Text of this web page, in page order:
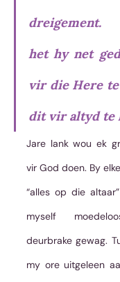
dreigement.
het hy net
vir die Here
dit vir altyd te
Jare lank wou ek
vir God doen. By
“alles op die
myself
deurbrake gewag.
my ore uitgeleen